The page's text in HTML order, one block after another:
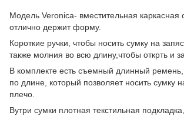
Модель Veronica- вместительная каркасная
отлично держит форму.
Короткие ручки, чтобы носить сумку на
также молния во всю длину,чтобы открть и
В комплекте есть съемный длинный ремень,
по длине, который позволяет носить сумку
плечо.
Вутри сумки плотная текстильная